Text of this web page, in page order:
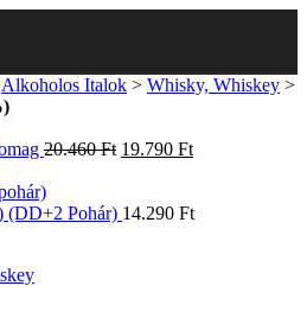
Alkoholos Italok > Whisky, Whiskey >
20.460Ft 19.790 Ft
(DD+2 Pohár) 14.290 Ft